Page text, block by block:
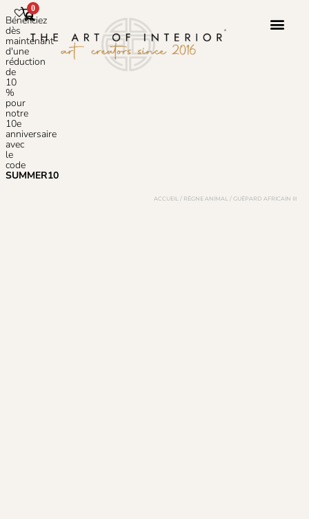
Bénéficiez
dès
maintenant
d'une
réduction
de
10
%
pour
notre
10e
anniversaire
avec
le
code
SUMMER10
0
ACCUEIL / RÈGNE ANIMAL / GUÉPARD AFRICAIN III